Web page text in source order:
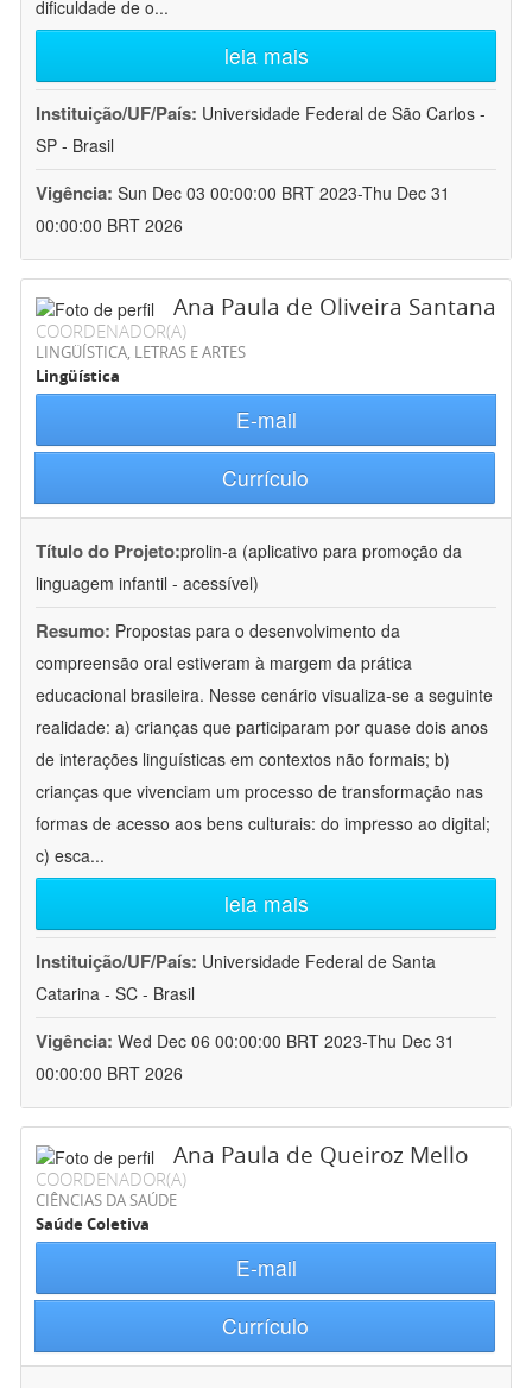
dificuldade de o...
leia mais
Instituição/UF/País: Universidade Federal de São Carlos -
SP - Brasil
Vigência: Sun Dec 03 00:00:00 BRT 2023-Thu Dec 31
00:00:00 BRT 2026
Ana Paula de Oliveira Santana
COORDENADOR(A)
LINGÜÍSTICA, LETRAS E ARTES
Lingüística
E-mail
Currículo
Título do Projeto:prolin-a (aplicativo para promoção da
linguagem infantil - acessível)
Resumo: Propostas para o desenvolvimento da
compreensão oral estiveram à margem da prática
educacional brasileira. Nesse cenário visualiza-se a seguinte
realidade: a) crianças que participaram por quase dois anos
de interações linguísticas em contextos não formais; b)
crianças que vivenciam um processo de transformação nas
formas de acesso aos bens culturais: do impresso ao digital;
c) esca...
leia mais
Instituição/UF/País: Universidade Federal de Santa
Catarina - SC - Brasil
Vigência: Wed Dec 06 00:00:00 BRT 2023-Thu Dec 31
00:00:00 BRT 2026
Ana Paula de Queiroz Mello
COORDENADOR(A)
CIÊNCIAS DA SAÚDE
Saúde Coletiva
E-mail
Currículo